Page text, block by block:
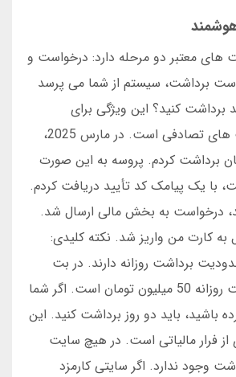
های معتبر دو مرحله دارد: درخواست و
برداشت، سیستم از شما می پرسد
برداشت کنید؟ این ویژگی برای
جلوگیری از برداشت های تصادفی است. در مارس 2025،
تومان برداشت کردم. پروسه به این صورت
با یک پیامک کد تأیید دریافت کردم.
درخواست به بخش مالی ارسال شد.
پول به کارت من واریز شد. نکته کلیدی:
برداشت روزانه دارند. در بت
فایو، حداکثر برداشت روزانه 50 میلیون تومان است. اگر شما
باشید، باید دو روز برداشت کنید. این
از فرار مالیاتی است. در هیچ سایت
وجود ندارد. اگر سایتی کارمزد